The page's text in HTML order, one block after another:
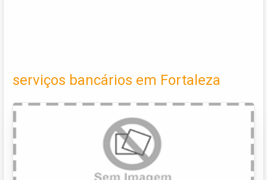
serviços bancários em Fortaleza